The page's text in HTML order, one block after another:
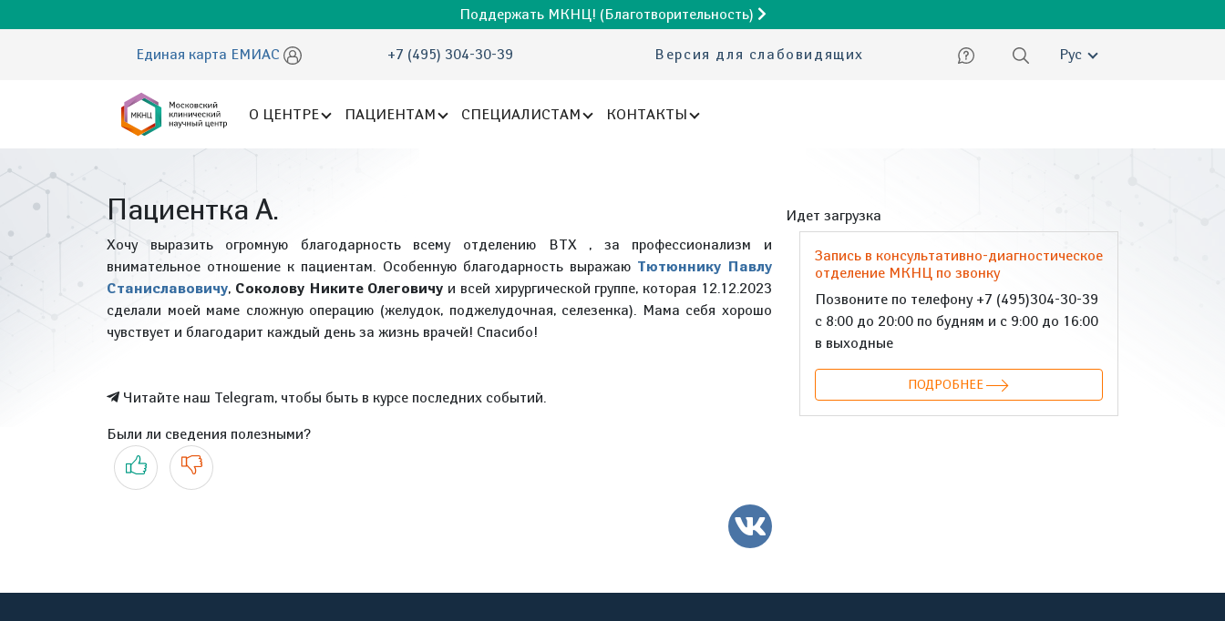
Поддержать МКНЦ! (Благотворительность)
Единая карта ЕМИАС +7 (495) 304-30-39 Версия для слабовидящих Русский
О ЦЕНТРЕ ПАЦИЕНТАМ СПЕЦИАЛИСТАМ КОНТАКТЫ
Пациентка А.
Хочу выразить огромную благодарность всему отделению ВТХ , за профессионализм и
внимательное отношение к пациентам. Особенную благодарность выражаю Тютюннику Павлу
Станиславовичу, Соколову Никите Олеговичу и всей хирургической группе, которая 12.12.2023
сделали моей маме сложную операцию (желудок, поджелудочная, селезенка). Мама себя хорошо
чувствует и благодарит каждый день за жизнь врачей! Спасибо!
Читайте наш Telegram, чтобы быть в курсе последних событий.
Были ли сведения полезными?
Да Нет
ВКонтакте
Идет загрузка
Запись в консультативно-диагностическое
отделение МКНЦ по звонку
Позвоните по телефону +7 (495)304-30-39
с 8:00 до 20:00 по будням и с 9:00 до 16:00
в выходные
ПОДРОБНЕЕ